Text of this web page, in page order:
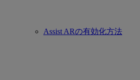
Assist ARの有効化方法